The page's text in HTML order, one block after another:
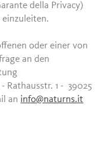
della Privacy)
oder einer von
an den
- Rathausstr. 1 - 39025
an info@naturns.it